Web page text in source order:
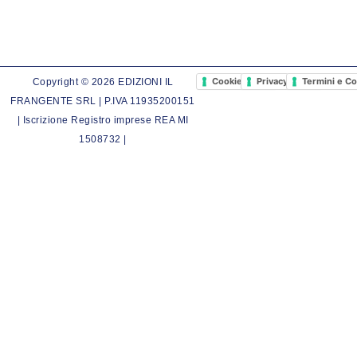
Copyright © 2026 EDIZIONI IL
FRANGENTE SRL | P.IVA 11935200151
| Iscrizione Registro imprese REA MI
1508732 |
Cookie PolicyPrivacy PolicyTermini e